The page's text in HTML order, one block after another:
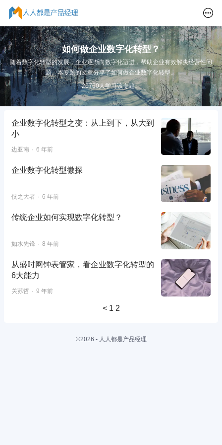
如何做企业数字化转型？
随着数字化转型的发展，企业逐渐向数字化迈进，帮助企业有效解决经营性问
题。本专题的文章分享了如何做企业数字化转型。
20760人学习该专题。
企业数字化转型之变：从上到下，从大到
小
边亚南 6 年前
企业数字化转型微探
侠之大者 6 年前
传统企业如何实现数字化转型？
如水先锋 8 年前
从盛时网钟表管家，看企业数字化转型的
6大能力
关苏哲 9 年前
< 1 2
©2026 - 人人都是产品经理